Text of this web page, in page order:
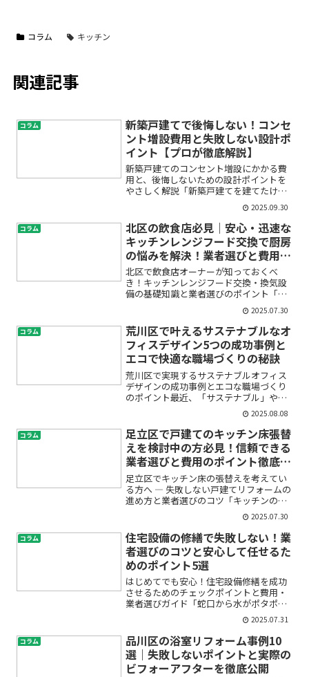
コラム キッチン
関連記事
コラム
新築戸建てで後悔しない！コンセ
ント増設費用と失敗しない設計ポ
イント【プロが徹底解説】
新築戸建てのコンセント増設にかかる費
用と、後悔しないための設計ポイントを
やさしく解説「新築戸建てを建てたけれ
ど、住み始めてからコンセントの数や位
置で不便を感じている」「追加でコンセ
ントを増やしたいけれど、費用や工事方
法がよくわからず不安」―...
2025.09.30
コラム
北区の飲食店必見｜安心・迅速な
キッチンレンジフード交換で厨房
の悩みを解決！業者選びと費用相
場も徹底解説
北区で飲食店オーナーが知っておくべ
き！キッチンレンジフード交換・換気設
備の基礎知識と業者選びのポイント「厨
房の換気が悪くなってきた」「レンジフ
ードから異音や油漏れが……」「営業に
支障が出そうで不安」と感じていません
か？北区で飲食店を経営され...
2025.07.30
コラム
荒川区で叶えるサステナブルなオ
フィスデザイン5つの成功事例と
エコで快適な職場づくりの秘訣
荒川区で実現するサステナブルオフィス
デザインの成功事例とエコな職場づくり
のポイント最近、「サステナブル」や
「エコ」といった言葉をよく耳にするも
のの、「実際に自分のオフィスでどう取
り入れればいいの？」と不安や疑問を持
たれていませんか？荒川区で...
2025.08.08
コラム
足立区で戸建てのキッチン床張替
えを検討中の方必見！信頼できる
業者選びと費用のポイント徹底解
説
足立区でキッチン床の張替えを考えてい
る方へ ― 失敗しない戸建てリフォームの
進め方と業者選びのコツ「キッチンの床
がきしむ」「古くなったフローリングを
一新したい」「水回りのリフォーム、ど
こから始めればいいの？」――足立区で戸建
てにお住まいの多...
2025.07.30
コラム
住宅設備の修繕で失敗しない！業
者選びのコツと安心して任せるた
めのポイント5選
はじめてでも安心！住宅設備修繕を成功
させるためのチェックポイントと費用・
業者選びガイド「蛇口から水がポタポタ
漏れている」「トイレの水が止まらな
い」「キッチンの換気扇が動かない」…
住宅設備の不具合は、ある日突然やって
きます。でも、「どこに頼ん...
2025.07.31
コラム
品川区の浴室リフォーム事例10
選｜失敗しないポイントと実際の
ビフォーアフターを徹底公開